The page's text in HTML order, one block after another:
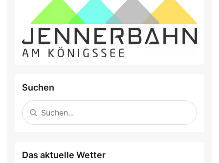
Suchen
Das aktuelle Wetter